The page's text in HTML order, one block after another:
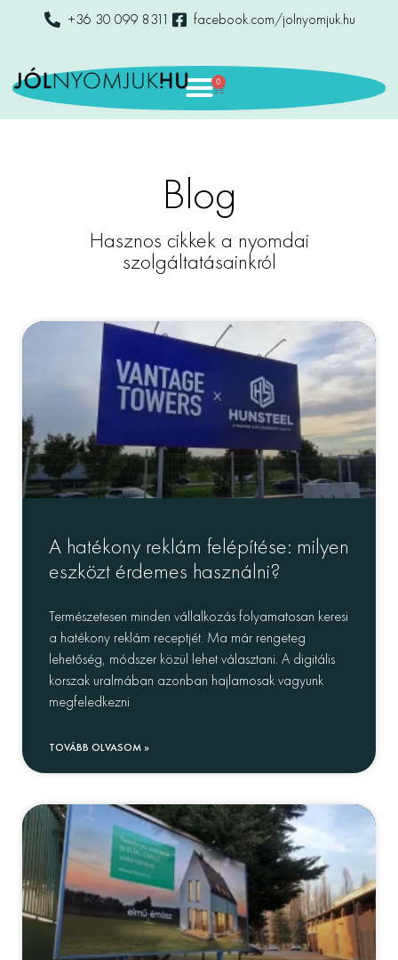
+36 30 099 8311 facebook.com/jolnyomjuk.hu
0
Blog
Hasznos cikkek a nyomdai
szolgáltatásainkról
A hatékony reklám felépítése: milyen
eszközt érdemes használni?
Természetesen minden vállalkozás folyamatosan keresi
a hatékony reklám receptjét. Ma már rengeteg
lehetőség, módszer közül lehet választani. A digitális
korszak uralmában azonban hajlamosak vagyunk
megfeledkezni
TOVÁBB OLVASOM »